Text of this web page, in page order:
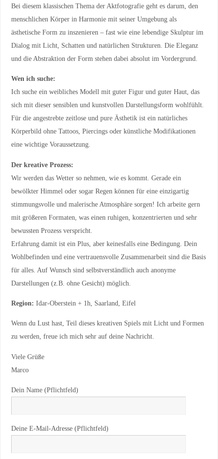
Bei diesem klassischen Thema der Aktfotografie geht es darum, den
menschlichen Körper in Harmonie mit seiner Umgebung als
ästhetische Form zu inszenieren – fast wie eine lebendige Skulptur im
Dialog mit Licht, Schatten und natürlichen Strukturen. Die Eleganz
und die Abstraktion der Form stehen dabei absolut im Vordergrund.
Wen ich suche:
Ich suche ein weibliches Modell mit guter Figur und guter Haut, das
sich mit dieser sensiblen und kunstvollen Darstellungsform wohlfühlt.
Für die angestrebte zeitlose und pure Ästhetik ist ein natürliches
Körperbild ohne Tattoos, Piercings oder künstliche Modifikationen
eine wichtige Voraussetzung.
Der kreative Prozess:
Wir werden das Wetter so nehmen, wie es kommt. Gerade ein
bewölkter Himmel oder sogar Regen können für eine einzigartig
stimmungsvolle und malerische Atmosphäre sorgen! Ich arbeite gern
mit größeren Formaten, was einen ruhigen, konzentrierten und sehr
bewussten Prozess verspricht.
Erfahrung damit ist ein Plus, aber keinesfalls eine Bedingung. Dein
Wohlbefinden und eine vertrauensvolle Zusammenarbeit sind die Basis
für alles. Auf Wunsch sind selbstverständlich auch anonyme
Darstellungen (z.B. ohne Gesicht) möglich.
Region: Idar-Oberstein + 1h, Saarland, Eifel
Wenn du Lust hast, Teil dieses kreativen Spiels mit Licht und Formen
zu werden, freue ich mich sehr auf deine Nachricht.
Viele Grüße
Marco
Dein Name (Pflichtfeld)
Deine E-Mail-Adresse (Pflichtfeld)